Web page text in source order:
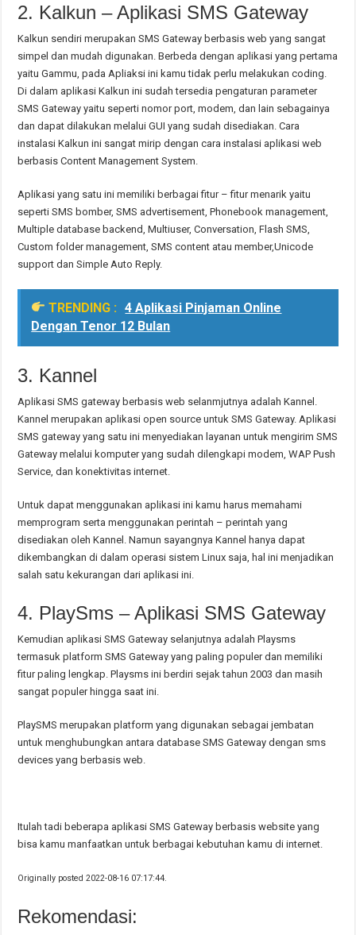
2. Kalkun – Aplikasi SMS Gateway
Kalkun sendiri merupakan SMS Gateway berbasis web yang sangat
simpel dan mudah digunakan. Berbeda dengan aplikasi yang pertama
yaitu Gammu, pada Apliaksi ini kamu tidak perlu melakukan coding.
Di dalam aplikasi Kalkun ini sudah tersedia pengaturan parameter
SMS Gateway yaitu seperti nomor port, modem, dan lain sebagainya
dan dapat dilakukan melalui GUI yang sudah disediakan. Cara
instalasi Kalkun ini sangat mirip dengan cara instalasi aplikasi web
berbasis Content Management System.
Aplikasi yang satu ini memiliki berbagai fitur – fitur menarik yaitu
seperti SMS bomber, SMS advertisement, Phonebook management,
Multiple database backend, Multiuser, Conversation, Flash SMS,
Custom folder management, SMS content atau member,Unicode
support dan Simple Auto Reply.
TRENDING :
4 Aplikasi Pinjaman Online
Dengan Tenor 12 Bulan
3. Kannel
Aplikasi SMS gateway berbasis web selanmjutnya adalah Kannel.
Kannel merupakan aplikasi open source untuk SMS Gateway. Aplikasi
SMS gateway yang satu ini menyediakan layanan untuk mengirim SMS
Gateway melalui komputer yang sudah dilengkapi modem, WAP Push
Service, dan konektivitas internet.
Untuk dapat menggunakan aplikasi ini kamu harus memahami
memprogram serta menggunakan perintah – perintah yang
disediakan oleh Kannel. Namun sayangnya Kannel hanya dapat
dikembangkan di dalam operasi sistem Linux saja, hal ini menjadikan
salah satu kekurangan dari aplikasi ini.
4. PlaySms – Aplikasi SMS Gateway
Kemudian aplikasi SMS Gateway selanjutnya adalah Playsms
termasuk platform SMS Gateway yang paling populer dan memiliki
fitur paling lengkap. Playsms ini berdiri sejak tahun 2003 dan masih
sangat populer hingga saat ini.
PlaySMS merupakan platform yang digunakan sebagai jembatan
untuk menghubungkan antara database SMS Gateway dengan sms
devices yang berbasis web.
Itulah tadi beberapa aplikasi SMS Gateway berbasis website yang
bisa kamu manfaatkan untuk berbagai kebutuhan kamu di internet.
Originally posted 2022-08-16 07:17:44.
Rekomendasi: